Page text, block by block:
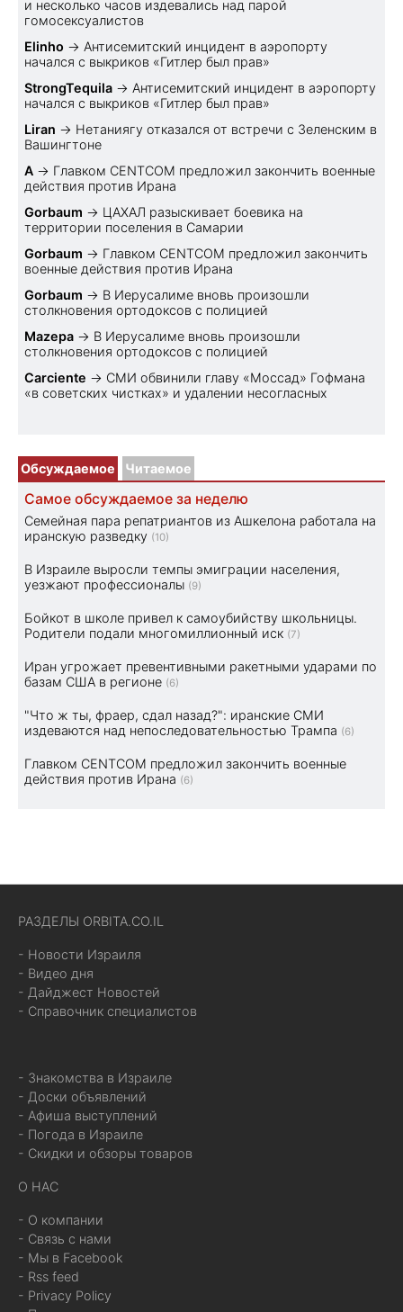
и несколько часов издевались над парой
гомосексуалистов
Elinho → Антисемитский инцидент в аэропорту
начался с выкриков «Гитлер был прав»
StrongTequila → Антисемитский инцидент в аэропорту
начался с выкриков «Гитлер был прав»
Liran → Нетаниягу отказался от встречи с Зеленским в
Вашингтоне
A → Главком CENTCOM предложил закончить военные
действия против Ирана
Gorbaum → ЦАХАЛ разыскивает боевика на
территории поселения в Самарии
Gorbaum → Главком CENTCOM предложил закончить
военные действия против Ирана
Gorbaum → В Иерусалиме вновь произошли
столкновения ортодоксов с полицией
Mazepa → В Иерусалиме вновь произошли
столкновения ортодоксов с полицией
Carciente → СМИ обвинили главу «Моссад» Гофмана
«в советских чистках» и удалении несогласных
Обсуждаемое Читаемое
Самое обсуждаемое за неделю
Семейная пара репатриантов из Ашкелона работала на
иранскую разведку (10)
В Израиле выросли темпы эмиграции населения,
уезжают профессионалы (9)
Бойкот в школе привел к самоубийству школьницы.
Родители подали многомиллионный иск (7)
Иран угрожает превентивными ракетными ударами по
базам США в регионе (6)
"Что ж ты, фраер, сдал назад?": иранские СМИ
издеваются над непоследовательностью Трампа (6)
Главком CENTCOM предложил закончить военные
действия против Ирана (6)
РАЗДЕЛЫ ORBITA.CO.IL
- Новости Израиля
- Видео дня
- Дайджест Новостей
- Справочник специалистов
- Знакомства в Израиле
- Доски объявлений
- Афиша выступлений
- Погода в Израиле
- Скидки и обзоры товаров
О НАС
- О компании
- Связь с нами
- Мы в Facebook
- Rss feed
- Privacy Policy